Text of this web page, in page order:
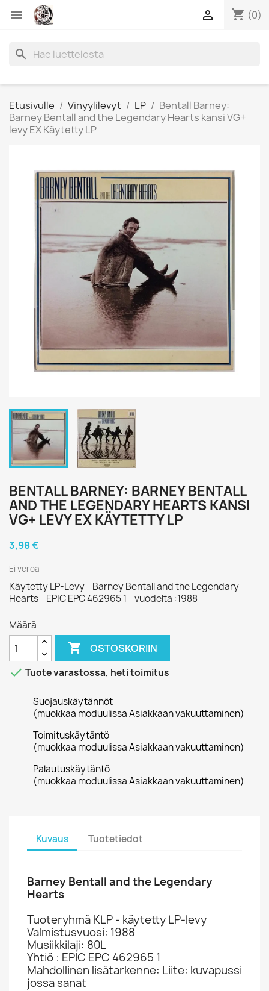
 shopping_cart (0)

search
Etusivulle Vinyylilevyt LP
Bentall Barney:
Barney Bentall and the Legendary Hearts kansi VG+
levy EX Käytetty LP
BENTALL BARNEY: BARNEY BENTALL
AND THE LEGENDARY HEARTS KANSI
VG+ LEVY EX KÄYTETTY LP
3,98 €
Ei veroa
Käytetty LP-Levy - Barney Bentall and the Legendary
Hearts - EPIC EPC 462965 1 - vuodelta :1988
Määrä
 OSTOSKORIIN
 Tuote varastossa, heti toimitus
Suojauskäytännöt
(muokkaa moduulissa Asiakkaan vakuuttaminen)
Toimituskäytäntö
(muokkaa moduulissa Asiakkaan vakuuttaminen)
Palautuskäytäntö
(muokkaa moduulissa Asiakkaan vakuuttaminen)
Kuvaus Tuotetiedot
Barney Bentall and the Legendary
Hearts
Tuoteryhmä KLP - käytetty LP-levy
Valmistusvuosi: 1988
Musiikkilaji: 80L
Yhtiö : EPIC EPC 462965 1
Mahdollinen lisätarkenne: Liite: kuvapussi
jossa sanat